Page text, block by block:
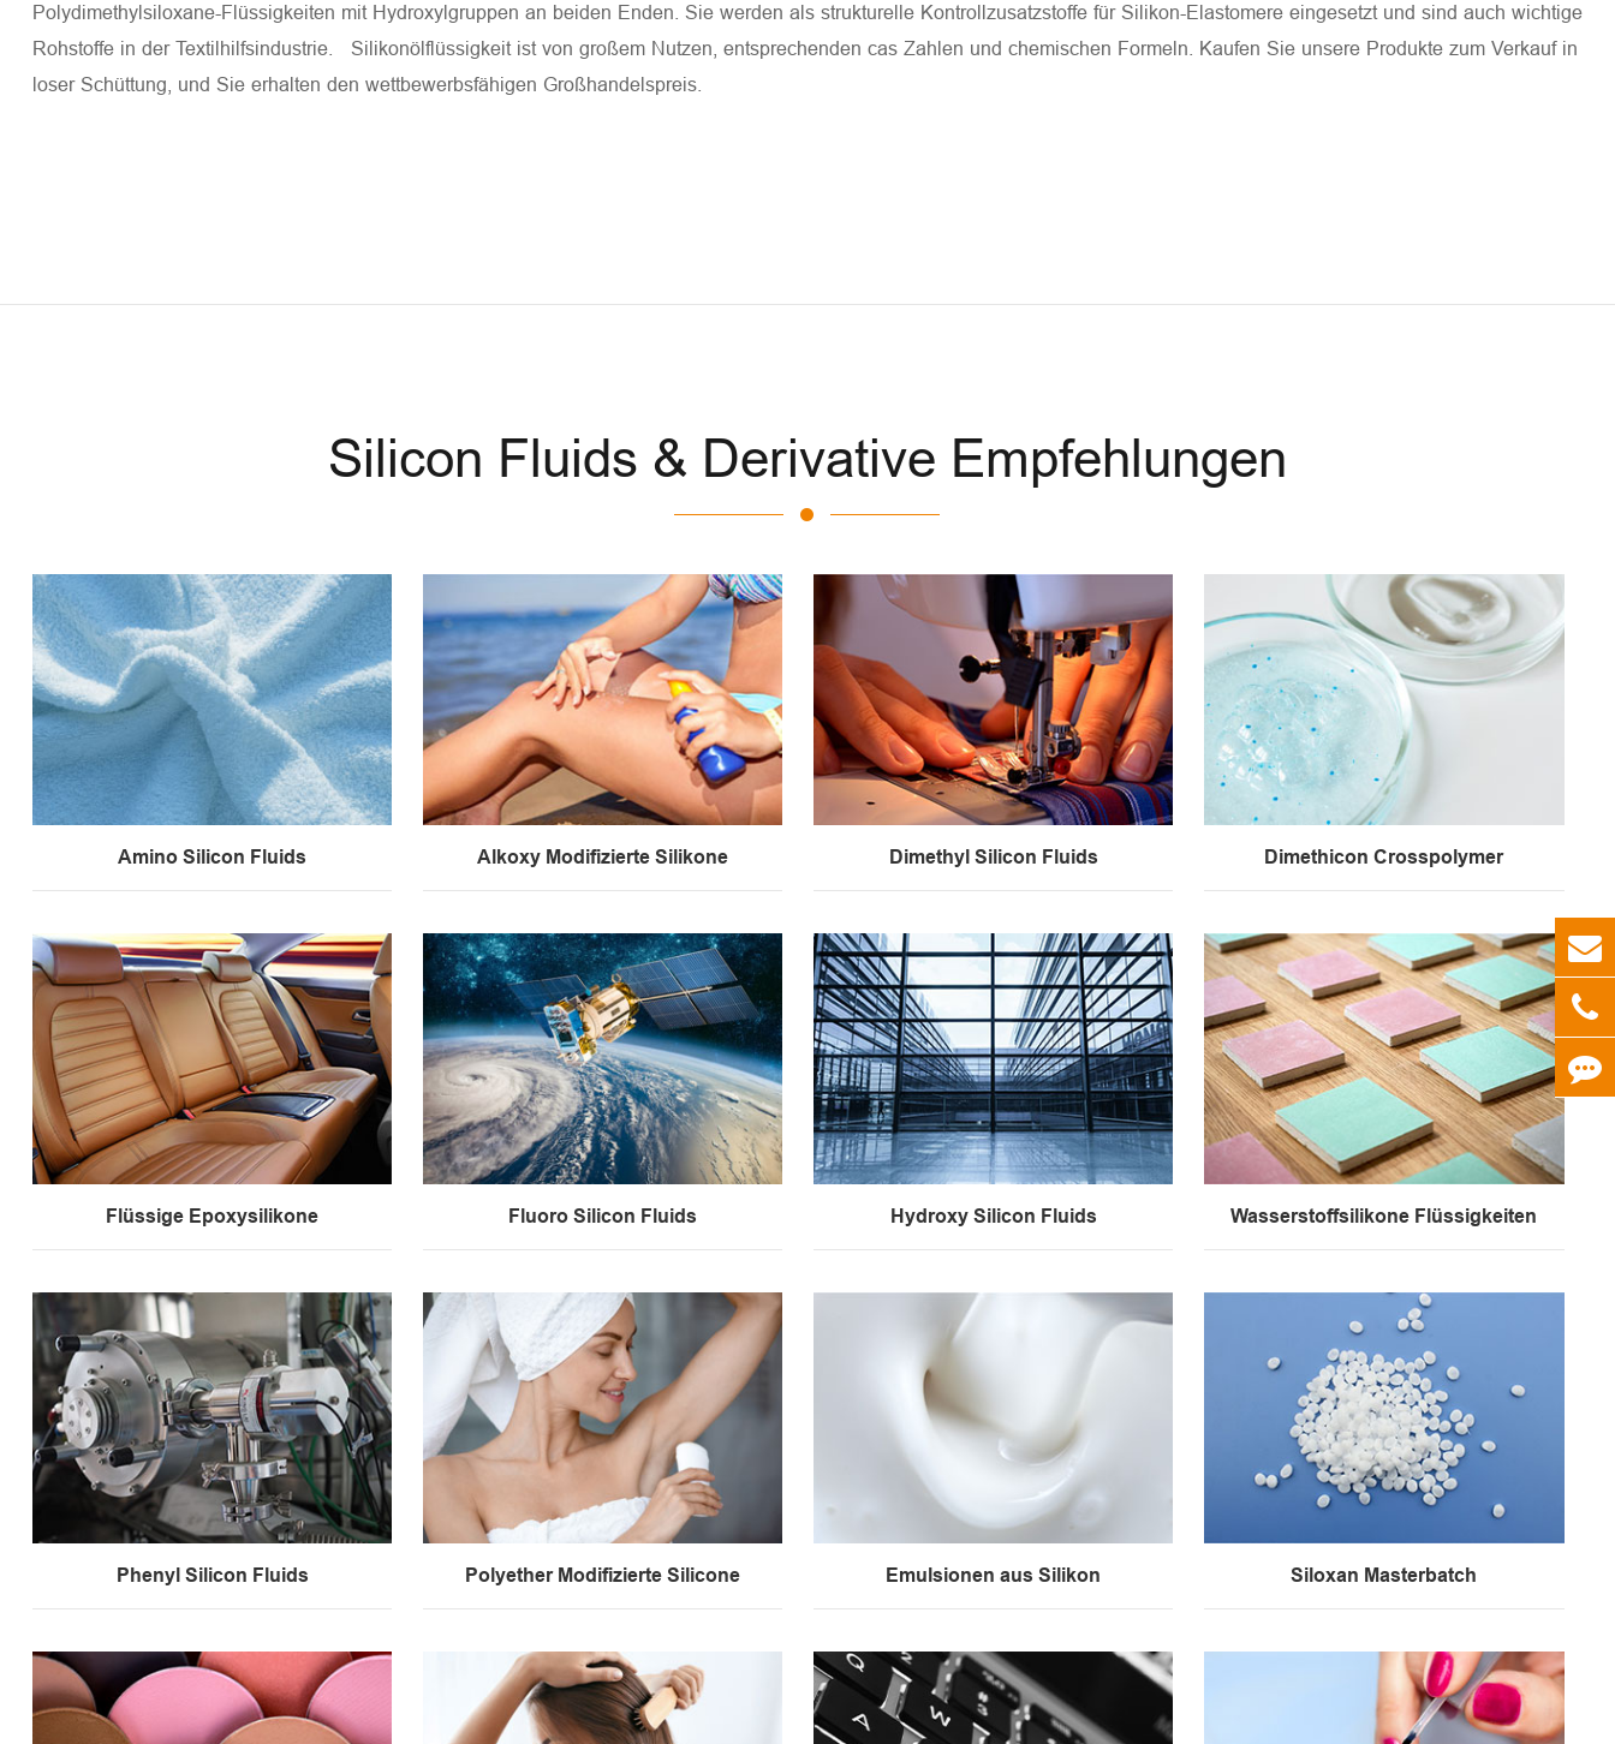
Polydimethylsiloxane-Flüssigkeiten mit Hydroxylgruppen an beiden Enden. Sie werden als strukturelle Kontrollzusatzstoffe für Silikon-Elastomere eingesetzt und sind auch wichtige
Rohstoffe in der Textilhilfsindustrie. Silikonölflüssigkeit ist von großem Nutzen, entsprechenden cas Zahlen und chemischen Formeln. Kaufen Sie unsere Produkte zum Verkauf in
loser Schüttung, und Sie erhalten den wettbewerbsfähigen Großhandelspreis.
Silicon Fluids & Derivative Empfehlungen
Amino Silicon Fluids Alkoxy Modifizierte Silikone Dimethyl Silicon Fluids Dimethicon Crosspolymer
Flüssige Epoxysilikone Fluoro Silicon Fluids Hydroxy Silicon Fluids Wasserstoffsilikone Flüssigkeiten
Phenyl Silicon Fluids Polyether Modifizierte Silicone Emulsionen aus Silikon Siloxan Masterbatch